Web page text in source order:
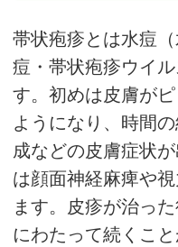
帯状疱疹とは水痘
痘・帯状疱疹ウイ
す。初めは皮膚が
ようになり、時間
成などの皮膚症状
は顔面神経麻痺や
ます。皮疹が治っ
にわたって続くこ